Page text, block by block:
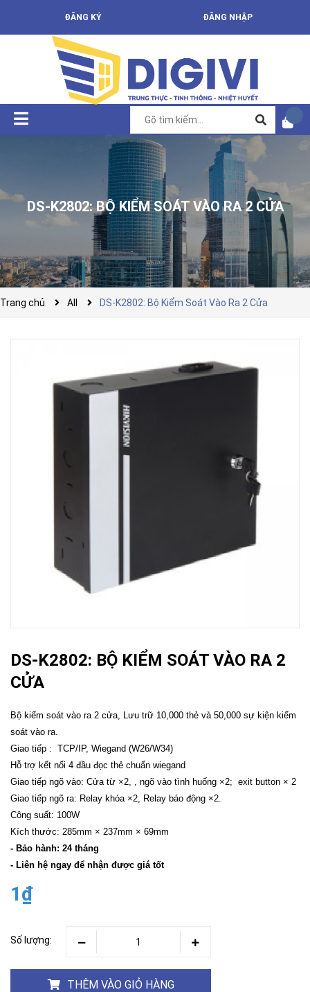
ĐĂNG KÝ ĐĂNG NHẬP
DS-K2802: BỘ KIỂM SOÁT VÀO RA 2 CỬA
Trang chủ All DS-K2802: Bộ Kiểm Soát Vào Ra 2 Cửa
DS-K2802: BỘ KIỂM SOÁT VÀO RA 2
CỬA
Bộ kiểm soát vào ra 2 cửa, Lưu trữ 10,000 thẻ và 50,000 sự kiện kiểm
soát vào ra.
Giao tiếp : TCP/IP, Wiegand (W26/W34)
Hỗ trợ kết nối 4 đầu đọc thẻ chuẩn wiegand
Giao tiếp ngõ vào: Cửa từ ×2, , ngõ vào tình huống ×2; exit button × 2
Giao tiếp ngõ ra: Relay khóa ×2, Relay báo động ×2.
Công suất: 100W
Kích thước: 285mm × 237mm × 69mm
- Bảo hành: 24 tháng
- Liên hệ ngay để nhận được giá tốt
1₫
Số lượng:
THÊM VÀO GIỎ HÀNG